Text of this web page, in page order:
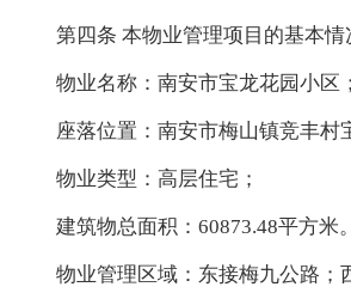
第四条 本物业管理项目的基本情
物业名称：南安市宝龙花园小区；
座落位置：南安市梅山镇竞丰村
物业类型：高层住宅；
建筑物总面积：60873.48平方米。
物业管理区域：东接梅九公路；